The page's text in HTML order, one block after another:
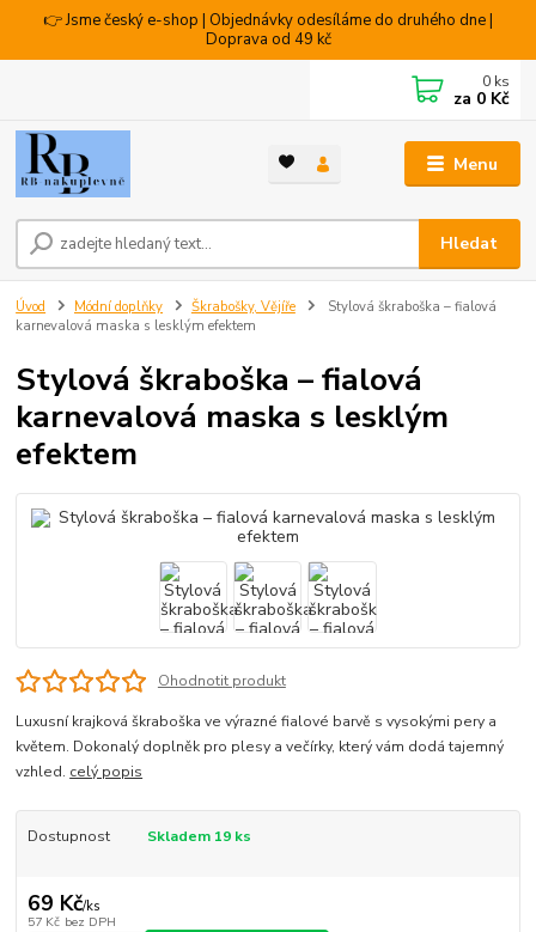
👉 Jsme český e-shop | Objednávky odesíláme do druhého dne |
Doprava od 49 kč
Menu
Hledat
0 ks
za 0 Kč
Úvod Módní doplňky Škrabošky, Vějíře
Stylová škraboška – fialová
karnevalová maska s lesklým efektem
Stylová škraboška – fialová
karnevalová maska s lesklým
efektem
Ohodnotit produkt
Luxusní krajková škraboška ve výrazné fialové barvě s vysokými pery a
květem. Dokonalý doplněk pro plesy a večírky, který vám dodá tajemný
vzhled. celý popis
Dostupnost Skladem 19 ks
69 Kč/ks
57 Kč bez DPH